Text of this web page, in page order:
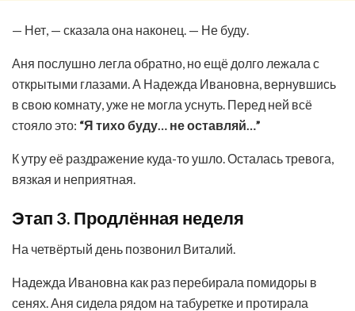
— Нет, — сказала она наконец. — Не буду.
Аня послушно легла обратно, но ещё долго лежала с
открытыми глазами. А Надежда Ивановна, вернувшись
в свою комнату, уже не могла уснуть. Перед ней всё
стояло это: “Я тихо буду… не оставляй…”
К утру её раздражение куда-то ушло. Осталась тревога,
вязкая и неприятная.
Этап 3. Продлённая неделя
На четвёртый день позвонил Виталий.
Надежда Ивановна как раз перебирала помидоры в
сенях. Аня сидела рядом на табуретке и протирала